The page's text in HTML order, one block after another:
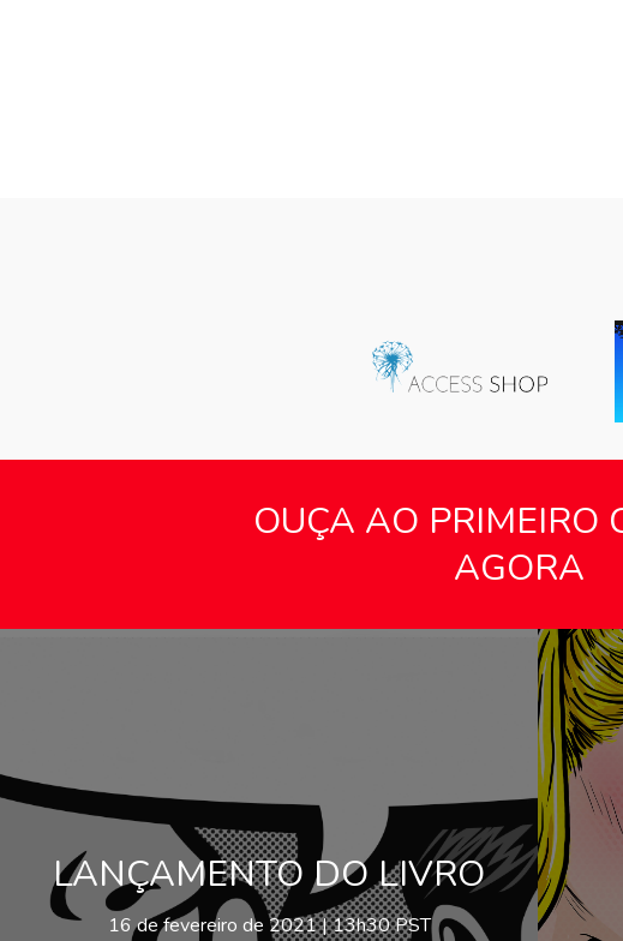
OUÇA AO PRIMEIRO
AGORA
LANÇAMENTO DO LIVRO
16 de fevereiro de 2021 | 13h30 PST